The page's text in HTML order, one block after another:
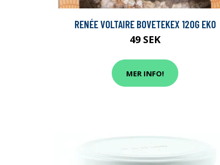
RENÉE VOLTAIRE BOVETEKEX 120G EKO
49 SEK
MER INFO!